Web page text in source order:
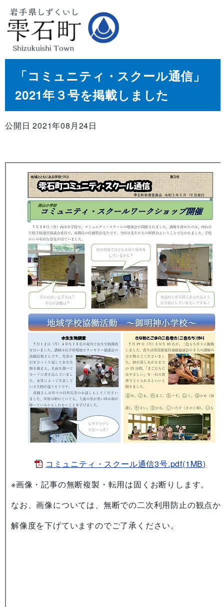
「コミュニティ・スクール通信」
2021年３号を掲載しました
公開日 2021年08月24日
コミュニティ・スクール通信3号.pdf(1MB)
※画像・記事の無断複製・転用は固くお断りします。
なお、画像については、無断での二次利用防止の観点か
解像度を下げていますのでご了承ください。